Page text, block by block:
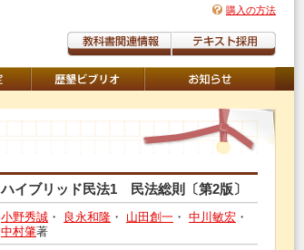
購入の方法
ハイブリッド民法1 民法総則〔第2版〕
小野秀誠 ・ 良永和隆 ・ 山田創一 ・ 中川敏宏 ・
中村肇著